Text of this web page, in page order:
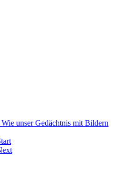
unser Gedächtnis mit Bildern